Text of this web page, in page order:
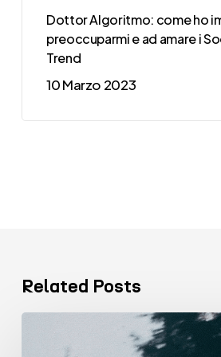
Dottor Algoritmo: come ho
preoccuparmi e ad amare i
Trend
10 Marzo 2023
Related Posts
Comunicazione